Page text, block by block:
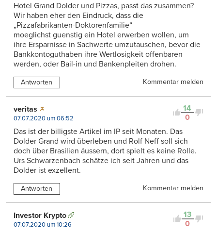
Hotel Grand Dolder und Pizzas, passt das zusammen?
Wir haben eher den Eindruck, dass die
„Pizzafabrikanten-Doktorenfamilie“
moeglichst guenstig ein Hotel erwerben wollen, um
ihre Ersparnisse in Sachwerte umzutauschen, bevor die
Bankkontoguthaben ihre Wertlosigkeit offenbaren
werden, oder Bail-in und Bankenpleiten drohen.
Antworten Kommentar melden
14
0
veritas
07.07.2020 um 06:52
Das ist der billigste Artikel im IP seit Monaten. Das
Dolder Grand wird überleben und Rolf Neff soll sich
doch über Brasilien äussern, dort spielt es keine Rolle.
Urs Schwarzenbach schätze ich seit Jahren und das
Dolder ist exzellent.
Antworten Kommentar melden
13
0
Investor Krypto
07.07.2020 um 10:26